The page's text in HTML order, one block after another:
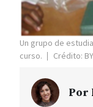
Un grupo de
curso.
Crédito:
Por